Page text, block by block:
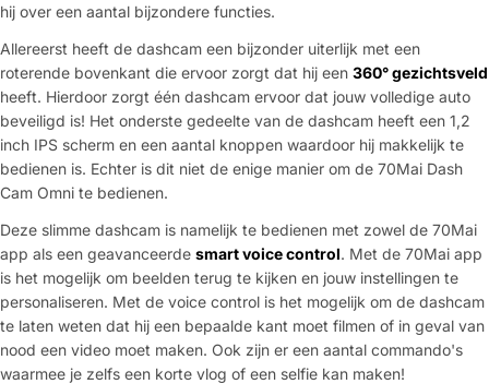
hij over een aantal bijzondere functies.
Allereerst heeft de dashcam een bijzonder uiterlijk met een
roterende bovenkant die ervoor zorgt dat hij een 360° gezichtsveld
heeft. Hierdoor zorgt één dashcam ervoor dat jouw volledige auto
beveiligd is! Het onderste gedeelte van de dashcam heeft een 1,2
inch IPS scherm en een aantal knoppen waardoor hij makkelijk te
bedienen is. Echter is dit niet de enige manier om de 70Mai Dash
Cam Omni te bedienen.
Deze slimme dashcam is namelijk te bedienen met zowel de 70Mai
app als een geavanceerde smart voice control. Met de 70Mai app
is het mogelijk om beelden terug te kijken en jouw instellingen te
personaliseren. Met de voice control is het mogelijk om de dashcam
te laten weten dat hij een bepaalde kant moet filmen of in geval van
nood een video moet maken. Ook zijn er een aantal commando's
waarmee je zelfs een korte vlog of een selfie kan maken!